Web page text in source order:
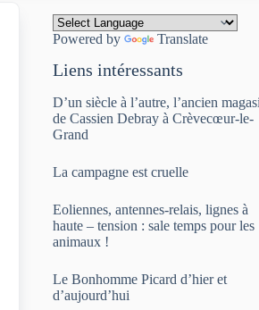
Powered by Translate
Liens intéressants
D’un siècle à l’autre, l’ancien
de Cassien Debray à Crèvecœur-le-
Grand
La campagne est cruelle
Eoliennes, antennes-relais, lignes à
haute – tension : sale temps pour les
animaux !
Le Bonhomme Picard d’hier et
d’aujourd’hui